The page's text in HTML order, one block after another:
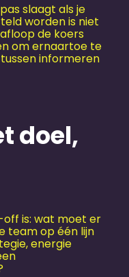
slaagt als je
worden is niet
de koers
om ernaartoe te
informeren
doel,
is: wat moet er
team op één lijn
energie